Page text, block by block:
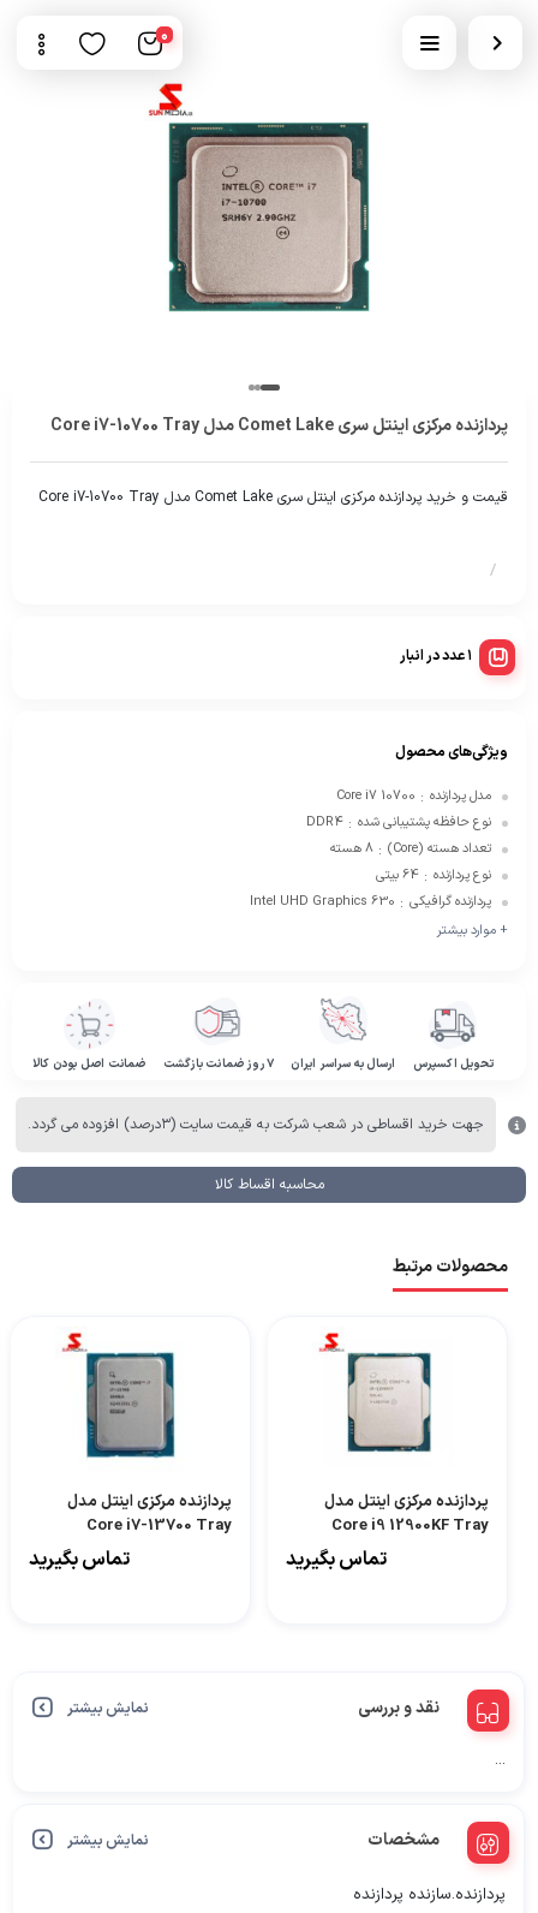
0
پردازنده مرکزی اینتل سری Comet Lake مدل Core i7-10700 Tray
قیمت و خرید پردازنده مرکزی اینتل سری Comet Lake مدل Core i7-10700 Tray
/
1 عدد در انبار
ویژگی‌های محصول
مدل پردازنده :
Core i7 10700
نوع حافظه پشتیبانی شده : DDR۴
تعداد هسته (Core)
: 8 هسته
نوع پردازنده : 64 بیتی
پردازنده گرافیکی :
Intel UHD Graphics 630
+ موارد بیشتر
تحویل اکسپرس ارسال به سراسر ایران ۷ روز ضمانت بازگشت ضمانت اصل بودن کالا
جهت خرید اقساطی در شعب شرکت به قیمت سایت (۳درصد) افزوده می گردد.
محاسبه اقساط کالا
محصولات مرتبط
پردازنده مرکزی اینتل مدل
Core i9 12900KF Tray
تماس بگیرید
پردازنده مرکزی اینتل مدل
Core i7-13700 Tray
تماس بگیرید
نقد و بررسی نمایش بیشتر
...
مشخصات نمایش بیشتر
پردازنده.سازنده پردازنده